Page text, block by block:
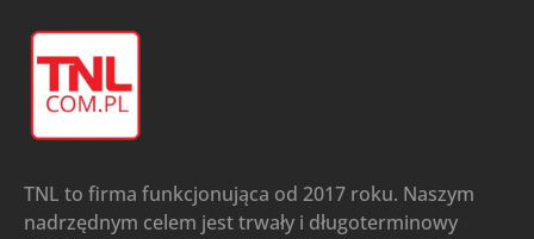
TNL to firma funkcjonująca od 2017 roku. Naszym
nadrzędnym celem jest trwały i długoterminowy